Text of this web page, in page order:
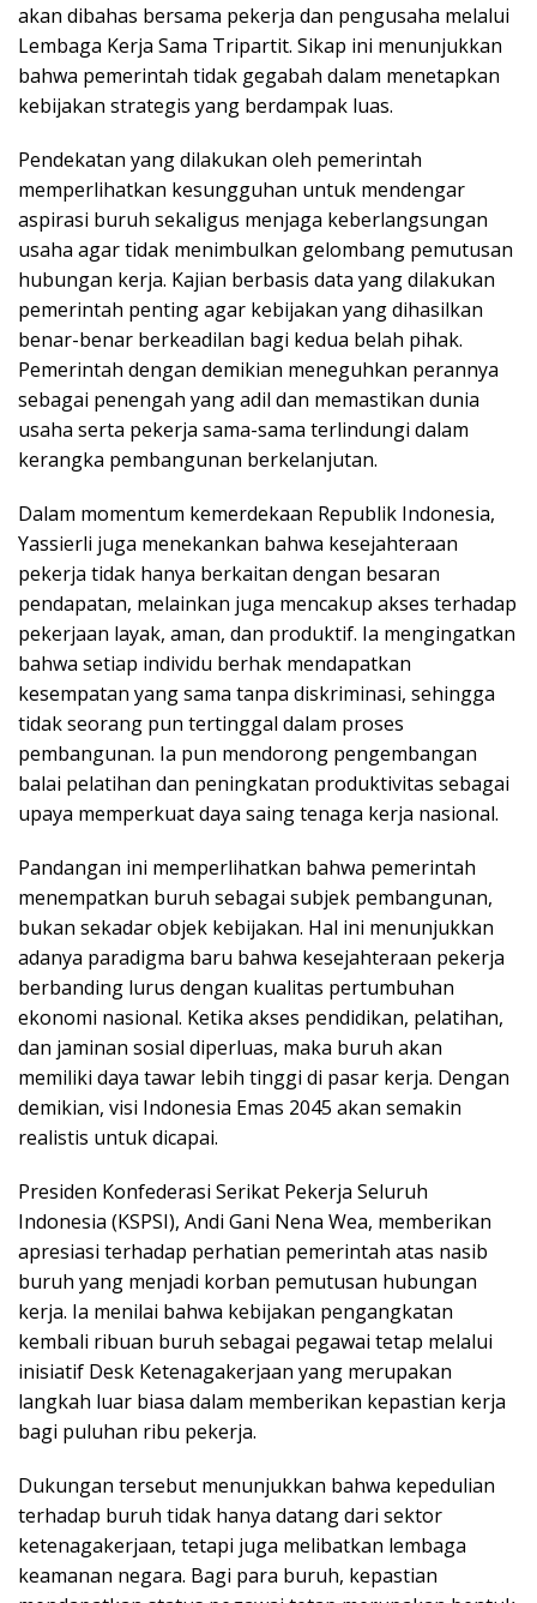
akan dibahas bersama pekerja dan pengusaha melalui
Lembaga Kerja Sama Tripartit. Sikap ini menunjukkan
bahwa pemerintah tidak gegabah dalam menetapkan
kebijakan strategis yang berdampak luas.
Pendekatan yang dilakukan oleh pemerintah
memperlihatkan kesungguhan untuk mendengar
aspirasi buruh sekaligus menjaga keberlangsungan
usaha agar tidak menimbulkan gelombang pemutusan
hubungan kerja. Kajian berbasis data yang dilakukan
pemerintah penting agar kebijakan yang dihasilkan
benar-benar berkeadilan bagi kedua belah pihak.
Pemerintah dengan demikian meneguhkan perannya
sebagai penengah yang adil dan memastikan dunia
usaha serta pekerja sama-sama terlindungi dalam
kerangka pembangunan berkelanjutan.
Dalam momentum kemerdekaan Republik Indonesia,
Yassierli juga menekankan bahwa kesejahteraan
pekerja tidak hanya berkaitan dengan besaran
pendapatan, melainkan juga mencakup akses terhadap
pekerjaan layak, aman, dan produktif. Ia mengingatkan
bahwa setiap individu berhak mendapatkan
kesempatan yang sama tanpa diskriminasi, sehingga
tidak seorang pun tertinggal dalam proses
pembangunan. Ia pun mendorong pengembangan
balai pelatihan dan peningkatan produktivitas sebagai
upaya memperkuat daya saing tenaga kerja nasional.
Pandangan ini memperlihatkan bahwa pemerintah
menempatkan buruh sebagai subjek pembangunan,
bukan sekadar objek kebijakan. Hal ini menunjukkan
adanya paradigma baru bahwa kesejahteraan pekerja
berbanding lurus dengan kualitas pertumbuhan
ekonomi nasional. Ketika akses pendidikan, pelatihan,
dan jaminan sosial diperluas, maka buruh akan
memiliki daya tawar lebih tinggi di pasar kerja. Dengan
demikian, visi Indonesia Emas 2045 akan semakin
realistis untuk dicapai.
Presiden Konfederasi Serikat Pekerja Seluruh
Indonesia (KSPSI), Andi Gani Nena Wea, memberikan
apresiasi terhadap perhatian pemerintah atas nasib
buruh yang menjadi korban pemutusan hubungan
kerja. Ia menilai bahwa kebijakan pengangkatan
kembali ribuan buruh sebagai pegawai tetap melalui
inisiatif Desk Ketenagakerjaan yang merupakan
langkah luar biasa dalam memberikan kepastian kerja
bagi puluhan ribu pekerja.
Dukungan tersebut menunjukkan bahwa kepedulian
terhadap buruh tidak hanya datang dari sektor
ketenagakerjaan, tetapi juga melibatkan lembaga
keamanan negara. Bagi para buruh, kepastian